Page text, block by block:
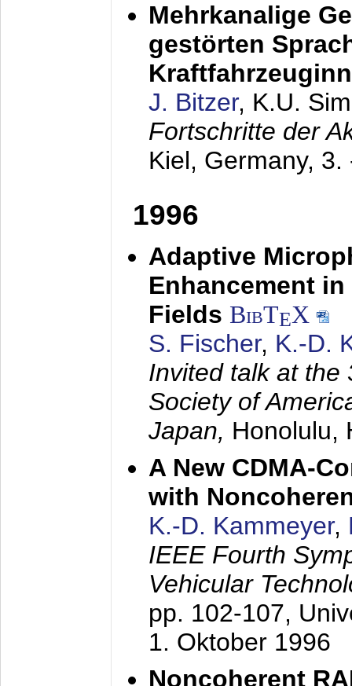
Mehrkanalige
gestörten
J. Bitzer, K.U.
Fortschritte der
Kiel, Germany, 3.
1996
Adaptive
Enhancement
Fields BibTEX
S. Fischer, K.-D.
Invited talk at the
Society of
Japan, Honolulu,
A New CDMA-
with
K.-D. Kammeyer,
IEEE Fourth
Vehicular
pp. 102-107,
1. Oktober 1996
Noncoherent